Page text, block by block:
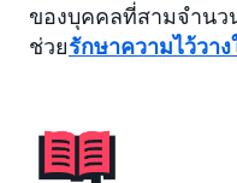
ของบุคคลที่สามจำนว
ช่วยรักษาความไว้วา